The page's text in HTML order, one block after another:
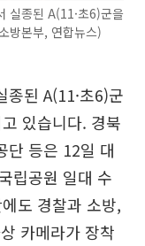
실종된 A(11·초6)군을
방본부, 연합뉴스)
된 A(11·초6)군
있습니다. 경북
단 등은 12일 대
립공원 일대 수
도 경찰과 소방,
카메라가 장착